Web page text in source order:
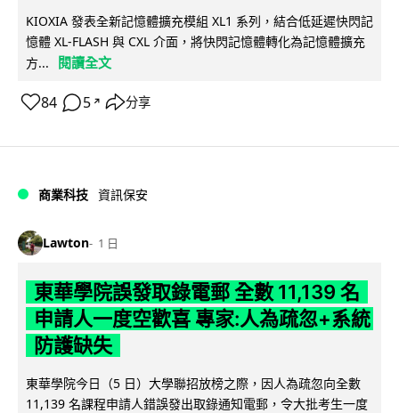
KIOXIA 發表全新記憶體擴充模組 XL1 系列，結合低延遲快閃記
憶體 XL-FLASH 與 CXL 介面，將快閃記憶體轉化為記憶體擴充
方...
閱讀全文
84 5 ↗ 分享
商業科技 資訊保安
Lawton 1 日
東華學院誤發取錄電郵 全數 11,139 名
申請人一度空歡喜 專家:人為疏忽+系統
防護缺失
東華學院今日（5 日）大學聯招放榜之際，因人為疏忽向全數
11,139 名課程申請人錯誤發出取錄通知電郵，令大批考生一度